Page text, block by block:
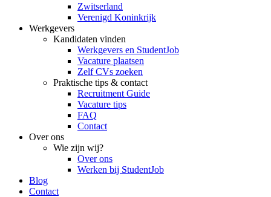
Zwitserland
Verenigd Koninkrijk
Werkgevers
Kandidaten vinden
Werkgevers en StudentJob
Vacature plaatsen
Zelf CVs zoeken
Praktische tips & contact
Recruitment Guide
Vacature tips
FAQ
Contact
Over ons
Wie zijn wij?
Over ons
Werken bij StudentJob
Blog
Contact